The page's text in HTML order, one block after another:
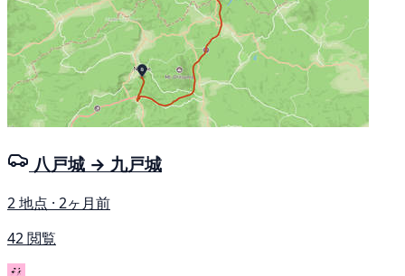
八戸城 → 九戸城
2 地点 · 2ヶ月前
42 閲覧